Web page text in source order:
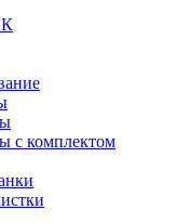
с комплектом